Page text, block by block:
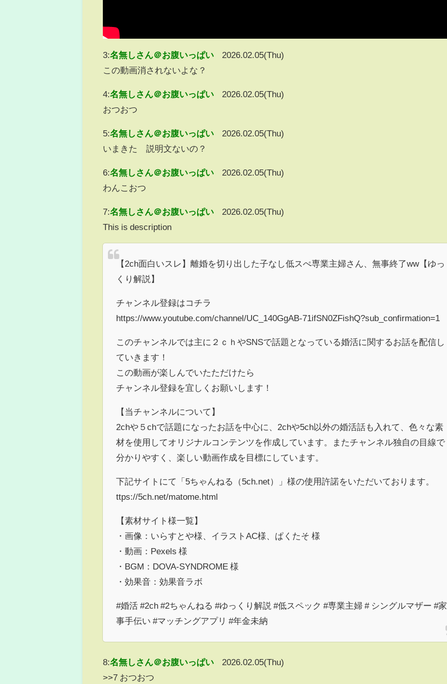
3:名無しさん＠お腹いっぱい
2026.02.05(Thu)
この動画消されないよな？
4:名無しさん＠お腹いっぱい
2026.02.05(Thu)
おつおつ
5:名無しさん＠お腹いっぱい
2026.02.05(Thu)
いまきた 説明文ないの？
6:名無しさん＠お腹いっぱい
2026.02.05(Thu)
わんこおつ
7:名無しさん＠お腹いっぱい
2026.02.05(Thu)
This is description
【2ch面白いスレ】離婚を切り出した子なし低スぺ専業主婦さん、無事終了ww【ゆっ
くり解説】
チャンネル登録はコチラ
https://www.youtube.com/channel/UC_140GgAB-71ifSN0ZFishQ?sub_confirmation=1
このチャンネルでは主に２ｃｈやSNSで話題となっている婚活に関するお話を配信し
ていきます！
この動画が楽しんでいたただけたら
チャンネル登録を宜しくお願いします！
【当チャンネルについて】
2chや５chで話題になったお話を中心に、2chや5ch以外の婚活話も入れて、色々な素
材を使用してオリジナルコンテンツを作成しています。またチャンネル独自の目線で
分かりやすく、楽しい動画作成を目標にしています。
下記サイトにて「5ちゃんねる（5ch.net）」様の使用許諾をいただいております。
ttps://5ch.net/matome.html
【素材サイト様一覧】
・画像：いらすとや様、イラストAC様、ぱくたそ 様
・動画：Pexels 様
・BGM：DOVA-SYNDROME 様
・効果音：効果音ラボ
#婚活 #2ch #2ちゃんねる #ゆっくり解説 #低スペック #専業主婦 # シングルマザー #家
事手伝い #マッチングアプリ #年金未納
8:名無しさん＠お腹いっぱい
2026.02.05(Thu)
>>7 おつおつ